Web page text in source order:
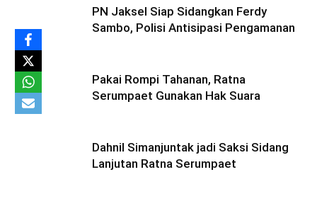
PN Jaksel Siap Sidangkan Ferdy
Sambo, Polisi Antisipasi Pengamanan
Pakai Rompi Tahanan, Ratna
Serumpaet Gunakan Hak Suara
Dahnil Simanjuntak jadi Saksi Sidang
Lanjutan Ratna Serumpaet